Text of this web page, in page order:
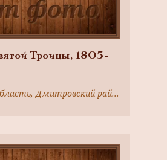
Троицы, 1805-
Московская область, Дмитровский район, с. Ольявидово